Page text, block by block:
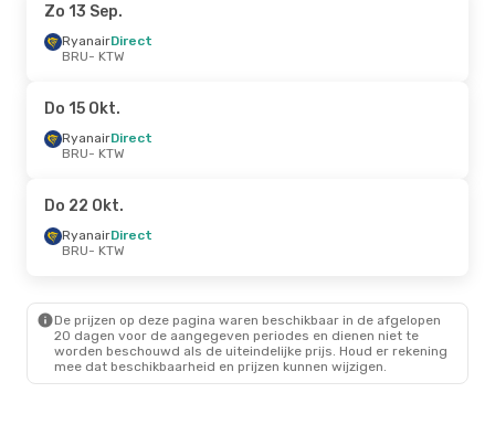
Do 8 Okt.- Zo 11 Okt.
RyanairDirect
KTW - BRU
Lot Polish Airlines
BRU - KTW
Lot Polish Airlines
KTW - BRU
Wo 21 Okt.- Wo 28 Okt.
Lot Polish Airlines1 Stop
BRU- KTW
Lot Polish Airlines1 Stop
KTW- BRU
Zo 13 Sep.
RyanairDirect
BRU- KTW
Do 15 Okt.
RyanairDirect
BRU- KTW
Do 22 Okt.
RyanairDirect
BRU- KTW
De prijzen op deze pagina waren beschikbaar in de afgelopen
20 dagen voor de aangegeven periodes en dienen niet te
worden beschouwd als de uiteindelijke prijs. Houd er rekening
mee dat beschikbaarheid en prijzen kunnen wijzigen.